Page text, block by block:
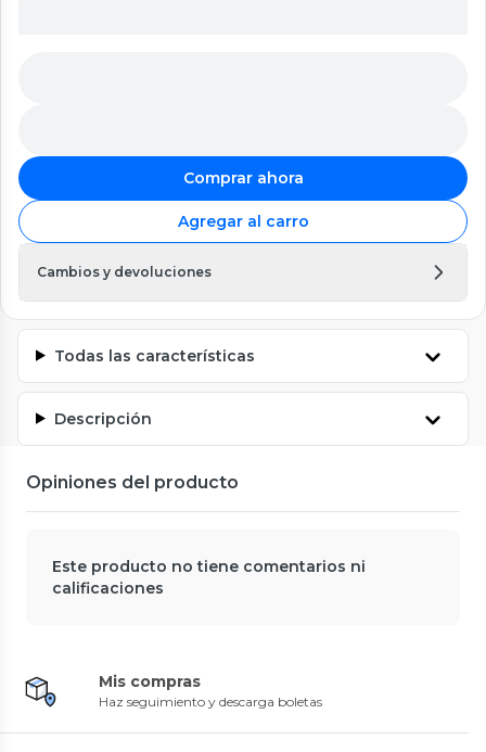
Comprar ahora
Agregar al carro
Cambios y devoluciones
Todas las características
Descripción
Opiniones del producto
Este producto no tiene comentarios ni
calificaciones
Mis compras
Haz seguimiento y descarga boletas